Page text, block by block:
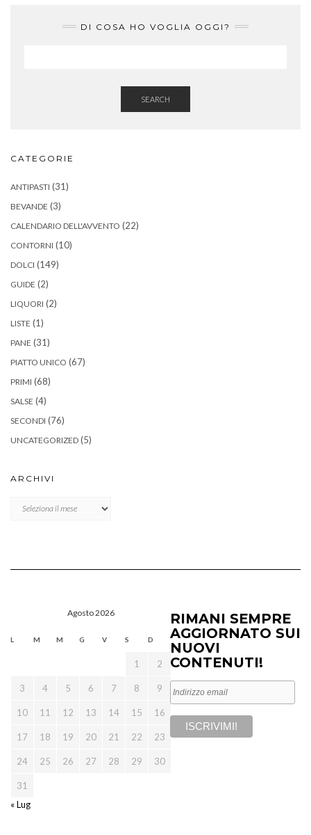
DI COSA HO VOGLIA OGGI?
SEARCH
CATEGORIE
ANTIPASTI (31)
BEVANDE (3)
CALENDARIO DELL'AVVENTO (22)
CONTORNI (10)
DOLCI (149)
GUIDE (2)
LIQUORI (2)
LISTE (1)
PANE (31)
PIATTO UNICO (67)
PRIMI (68)
SALSE (4)
SECONDI (76)
UNCATEGORIZED (5)
ARCHIVI
Agosto 2026
L M M G V S D
1 2
3 4 5 6 7 8 9
10 11 12 13 14 15 16
17 18 19 20 21 22 23
24 25 26 27 28 29 30
31
« Lug
RIMANI SEMPRE
AGGIORNATO SUI
NUOVI
CONTENUTI!